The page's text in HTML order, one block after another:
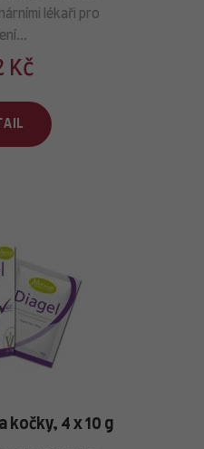
lékaři pro
Kč
kočky, 4 x 10 g